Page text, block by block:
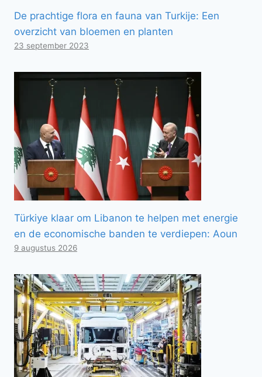
De prachtige flora en fauna van Turkije: Een
overzicht van bloemen en planten
23 september 2023
Türkiye klaar om Libanon te helpen met energie
en de economische banden te verdiepen: Aoun
9 augustus 2026